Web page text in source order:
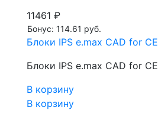
11461 ₽
Бонус: 114.61 руб.
Блоки IPS e.max CAD for
Блоки IPS e.max CAD for
В корзину
В корзину